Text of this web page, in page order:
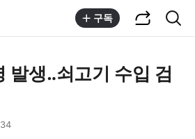
구독
발생‥쇠고기 수입 검